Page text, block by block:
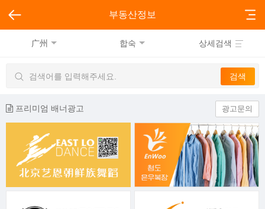
부동산정보
广州 합숙 상세검색
프리미엄 배너광고 광고문의